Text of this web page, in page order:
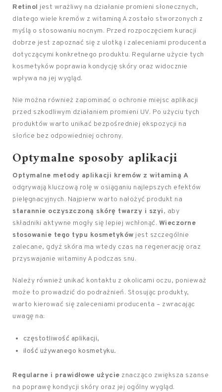
Retinol jest wrażliwy na działanie promieni słonecznych,
dlatego wiele kremów z witaminą A zostało stworzonych z
myślą o stosowaniu nocnym. Przed rozpoczęciem kuracji
dobrze jest zapoznać się z ulotką i zaleceniami producenta
dotyczącymi konkretnego produktu. Regularne użycie tych
kosmetyków poprawia kondycję skóry oraz widocznie
wpływa na jej wygląd.
Nie można również zapominać o ochronie miejsc aplikacji
przed szkodliwym działaniem promieni UV. Po użyciu tych
produktów warto unikać bezpośredniej ekspozycji na
słońce bez odpowiedniej ochrony.
Optymalne sposoby aplikacji
Optymalne metody aplikacji kremów z witaminą A
odgrywają kluczową rolę w osiąganiu najlepszych efektów
pielęgnacyjnych. Najpierw warto nałożyć produkt na
starannie oczyszczoną skórę twarzy i szyi, aby
składniki aktywne mogły się lepiej wchłonąć. Wieczorne
stosowanie tego typu kosmetyków jest szczególnie
zalecane, gdyż skóra ma wtedy czas na regenerację oraz
przyswajanie witaminy A podczas snu.
Należy również unikać kontaktu z okolicami oczu, ponieważ
może to prowadzić do podrażnień. Stosując produkty,
warto kierować się zaleceniami producenta – zwracając
uwagę na:
częstotliwość aplikacji,
ilość używanego kosmetyku.
Regularne i prawidłowe użycie znacząco zwiększa szanse
na poprawę kondycji skóry oraz jej ogólny wygląd.